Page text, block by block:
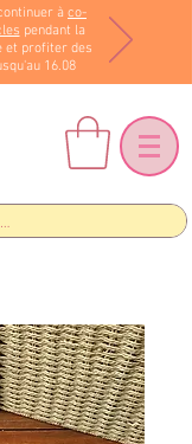
à co-
pendant la
et profiter des
16.08